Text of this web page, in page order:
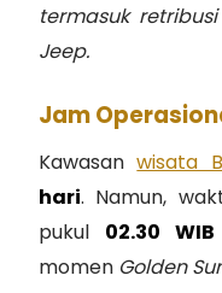
termasuk
Jeep.
Jam
Kawasanwisata
hari. Namun,
pukul 02.30
momen Golden